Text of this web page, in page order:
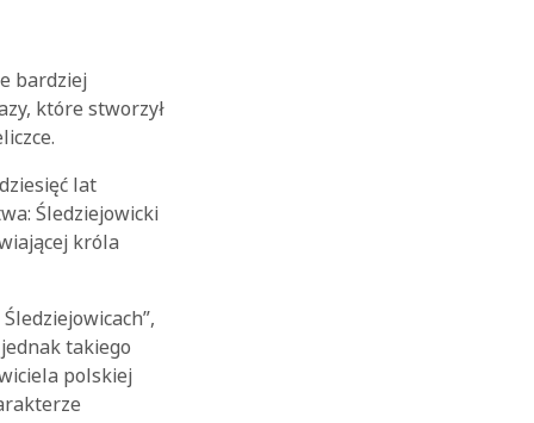
bardziej
które stworzył
lat
Śledziejowicki
króla
takiego
polskiej